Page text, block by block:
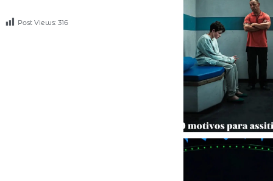
Post Views: 316